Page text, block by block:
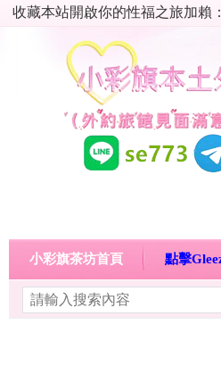
收藏本站開啟你的性福之旅加賴
小彩旗茶坊首頁 點擊